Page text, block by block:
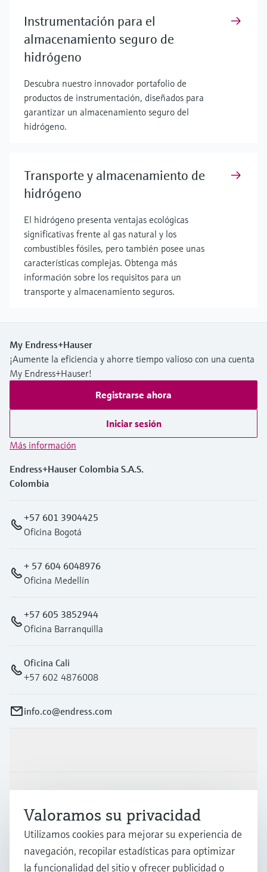
Instrumentación para el
almacenamiento seguro de
hidrógeno
Descubra nuestro innovador portafolio de
productos de instrumentación, diseñados para
garantizar un almacenamiento seguro del
hidrógeno.
Transporte y almacenamiento de
hidrógeno
El hidrógeno presenta ventajas ecológicas
significativas frente al gas natural y los
combustibles fósiles, pero también posee unas
características complejas. Obtenga más
información sobre los requisitos para un
transporte y almacenamiento seguros.
My Endress+Hauser
¡Aumente la eficiencia y ahorre tiempo valioso con una cuenta
My Endress+Hauser!
Registrarse ahora
Iniciar sesión
Más información
Endress+Hauser Colombia S.A.S.
Colombia
+57 601 3904425
Oficina Bogotá
+ 57 604 6048976
Oficina Medellín
+57 605 3852944
Oficina Barranquilla
Oficina Cali
+57 602 4876008
info.co@endress.com
Industrias
Soporte
Valoramos su privacidad
Utilizamos cookies para mejorar su experiencia de
navegación, recopilar estadísticas para optimizar
la funcionalidad del sitio y ofrecer publicidad o